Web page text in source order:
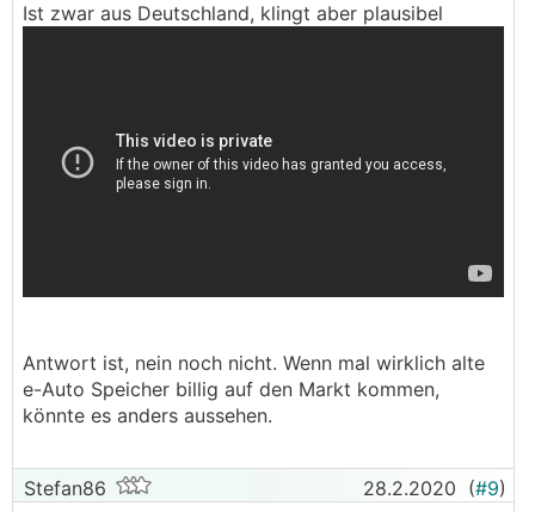
Ist zwar aus Deutschland, klingt aber plausibel
Antwort ist, nein noch nicht. Wenn mal wirklich alte
e-Auto Speicher billig auf den Markt kommen,
könnte es anders aussehen.
Stefan86 28.2.2020 (#9)